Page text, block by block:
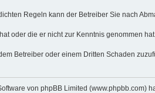
Regeln kann der Betreiber Sie nach
oder die er nicht zur Kenntnis genommen
Betreiber oder einem Dritten Schaden
von phpBB Limited (www.phpbb.com)